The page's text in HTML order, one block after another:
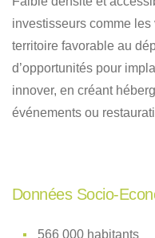
investisseurs comme
territoire favorable au
d’opportunités pour
innover, en créant
événements ou
Données Socio-
566 000 habitants